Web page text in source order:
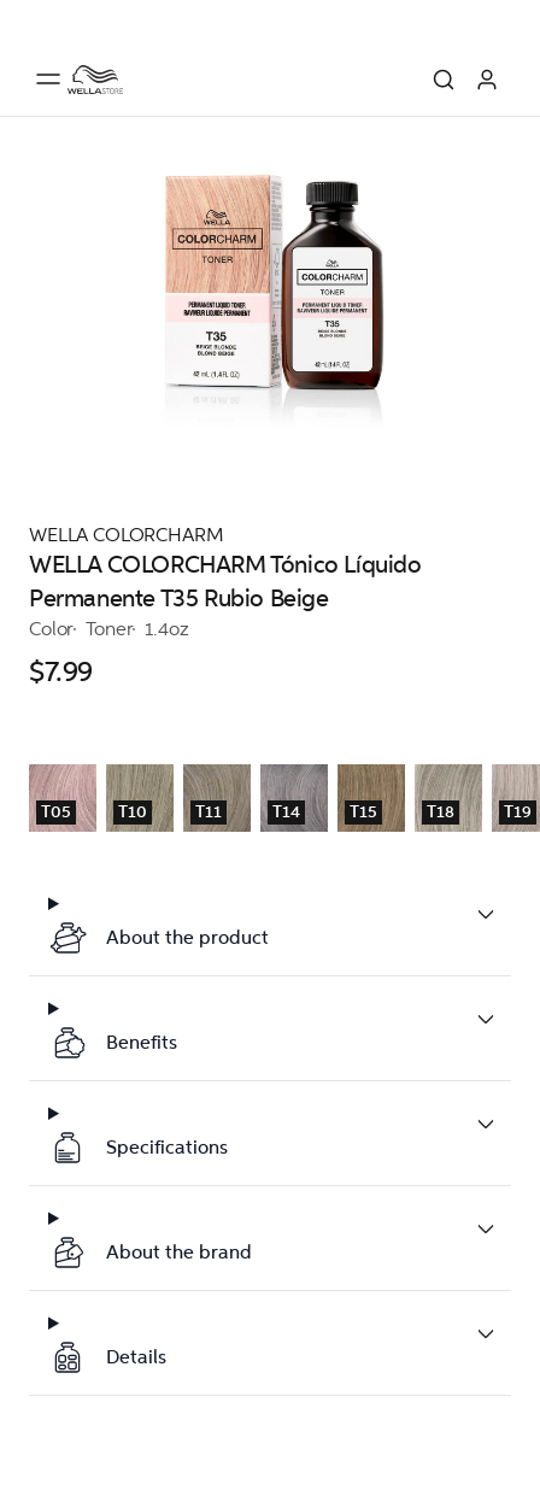
WELLA COLORCHARM
WELLA COLORCHARM Tónico Líquido
Permanente T35 Rubio Beige
Color Toner 1.4oz
$7.99
T05 T10 T11 T14 T15 T18 T19
About the product
Benefits
Specifications
About the brand
Details